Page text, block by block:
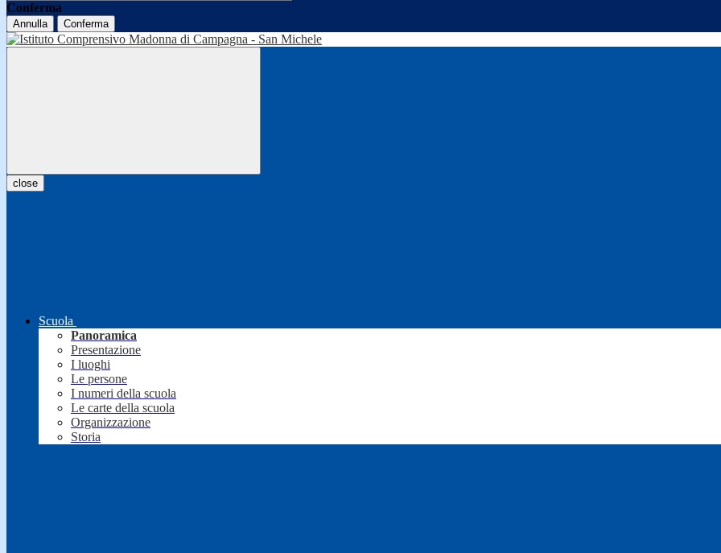
Conferma
Annulla Conferma
close
Scuola
Panoramica
Presentazione
I luoghi
Le persone
I numeri della scuola
Le carte della scuola
Organizzazione
Storia